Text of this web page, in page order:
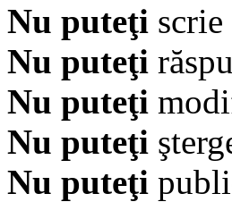
Nu puteţi
Nu puteţi
Nu puteţi
Nu puteţi
Nu puteţi